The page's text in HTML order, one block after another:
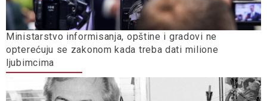
Ministarstvo informisanja, opštine i gradovi ne
opterećuju se zakonom kada treba dati milione
ljubimcima